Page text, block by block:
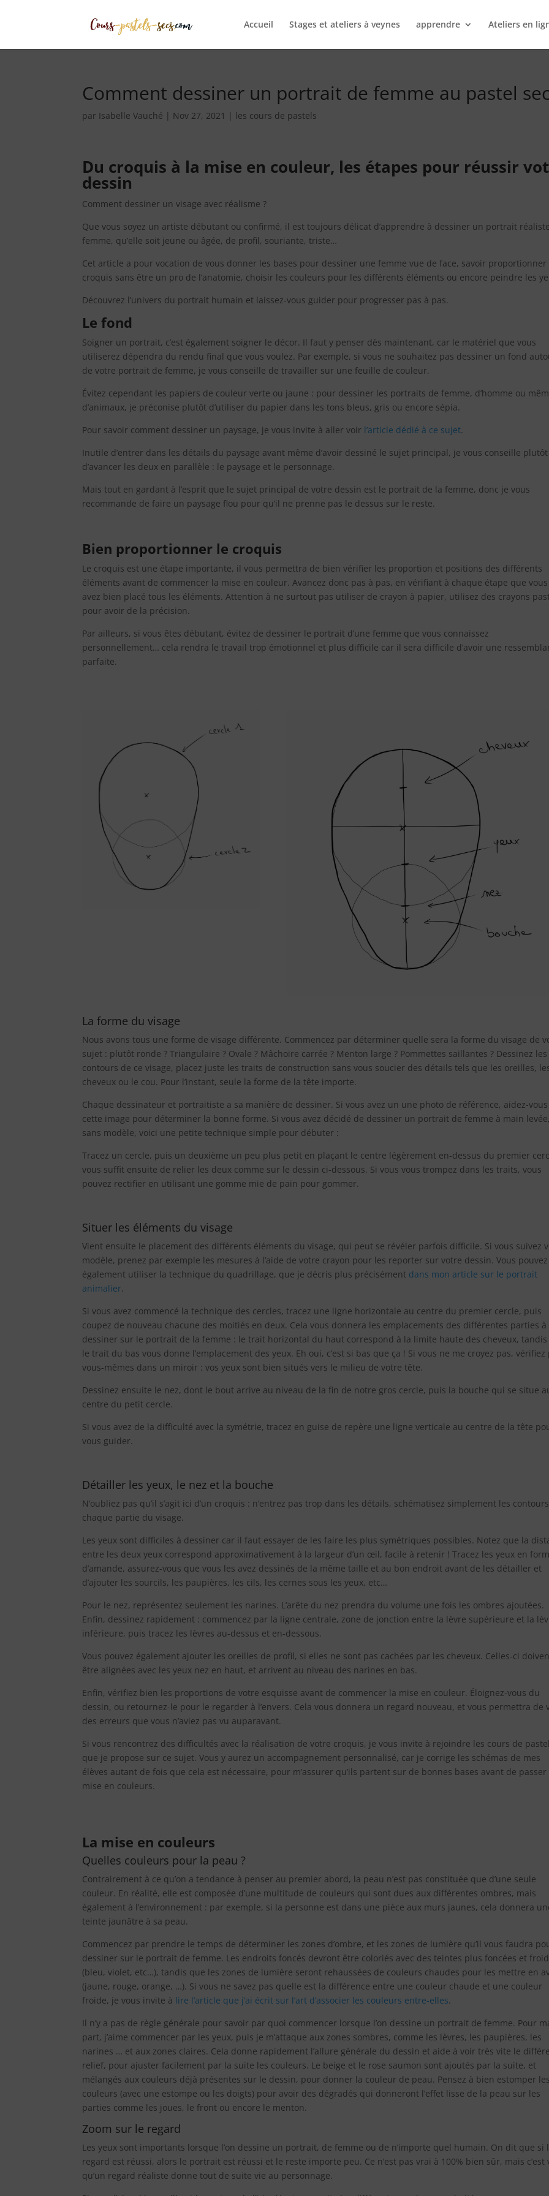
Accueil Stages et ateliers à veynes apprendre Ateliers en
Comment dessiner un portrait de femme au pastel
par Isabelle Vauché | Nov 27, 2021 | les cours de pastels
Du croquis à la mise en couleur, les étapes pour réussir
dessin
Comment dessiner un visage avec réalisme ?
Que vous soyez un artiste débutant ou confirmé, il est toujours délicat d’apprendre à dessiner un portrait
femme, qu’elle soit jeune ou âgée, de profil, souriante, triste…
Cet article a pour vocation de vous donner les bases pour dessiner une femme vue de face, savoir proportionner
croquis sans être un pro de l’anatomie, choisir les couleurs pour les différents éléments ou encore peindre les
Découvrez l’univers du portrait humain et laissez-vous guider pour progresser pas à pas.
Le fond
Soigner un portrait, c’est également soigner le décor. Il faut y penser dès maintenant, car le matériel que vous
utiliserez dépendra du rendu final que vous voulez. Par exemple, si vous ne souhaitez pas dessiner un fond
de votre portrait de femme, je vous conseille de travailler sur une feuille de couleur.
Évitez cependant les papiers de couleur verte ou jaune : pour dessiner les portraits de femme, d’homme ou
d’animaux, je préconise plutôt d’utiliser du papier dans les tons bleus, gris ou encore sépia.
Pour savoir comment dessiner un paysage, je vous invite à aller voir l’article dédié à ce sujet.
Inutile d’entrer dans les détails du paysage avant même d’avoir dessiné le sujet principal, je vous conseille plutôt
d’avancer les deux en parallèle : le paysage et le personnage.
Mais tout en gardant à l’esprit que le sujet principal de votre dessin est le portrait de la femme, donc je vous
recommande de faire un paysage flou pour qu’il ne prenne pas le dessus sur le reste.
Bien proportionner le croquis
Le croquis est une étape importante, il vous permettra de bien vérifier les proportion et positions des différents
éléments avant de commencer la mise en couleur. Avancez donc pas à pas, en vérifiant à chaque étape que vous
avez bien placé tous les éléments. Attention à ne surtout pas utiliser de crayon à papier, utilisez des crayons
pour avoir de la précision.
Par ailleurs, si vous êtes débutant, évitez de dessiner le portrait d’une femme que vous connaissez
personnellement… cela rendra le travail trop émotionnel et plus difficile car il sera difficile d’avoir une
parfaite.
La forme du visage
Nous avons tous une forme de visage différente. Commencez par déterminer quelle sera la forme du visage de
sujet : plutôt ronde ? Triangulaire ? Ovale ? Mâchoire carrée ? Menton large ? Pommettes saillantes ? Dessinez les
contours de ce visage, placez juste les traits de construction sans vous soucier des détails tels que les oreilles,
cheveux ou le cou. Pour l’instant, seule la forme de la tête importe.
Chaque dessinateur et portraitiste a sa manière de dessiner. Si vous avez un une photo de référence, aidez-
cette image pour déterminer la bonne forme. Si vous avez décidé de dessiner un portrait de femme à main levée,
sans modèle, voici une petite technique simple pour débuter :
Tracez un cercle, puis un deuxième un peu plus petit en plaçant le centre légèrement en-dessus du premier
vous suffit ensuite de relier les deux comme sur le dessin ci-dessous. Si vous vous trompez dans les traits, vous
pouvez rectifier en utilisant une gomme mie de pain pour gommer.
Situer les éléments du visage
Vient ensuite le placement des différents éléments du visage, qui peut se révéler parfois difficile. Si vous suivez
modèle, prenez par exemple les mesures à l’aide de votre crayon pour les reporter sur votre dessin. Vous pouvez
également utiliser la technique du quadrillage, que je décris plus précisément dans mon article sur le portrait
animalier.
Si vous avez commencé la technique des cercles, tracez une ligne horizontale au centre du premier cercle, puis
coupez de nouveau chacune des moitiés en deux. Cela vous donnera les emplacements des différentes parties à
dessiner sur le portrait de la femme : le trait horizontal du haut correspond à la limite haute des cheveux, tandis
le trait du bas vous donne l’emplacement des yeux. Eh oui, c’est si bas que ça ! Si vous ne me croyez pas, vérifiez
vous-mêmes dans un miroir : vos yeux sont bien situés vers le milieu de votre tête.
Dessinez ensuite le nez, dont le bout arrive au niveau de la fin de notre gros cercle, puis la bouche qui se situe
centre du petit cercle.
Si vous avez de la difficulté avec la symétrie, tracez en guise de repère une ligne verticale au centre de la tête
vous guider.
Détailler les yeux, le nez et la bouche
N’oubliez pas qu’il s’agit ici d’un croquis : n’entrez pas trop dans les détails, schématisez simplement les
chaque partie du visage.
Les yeux sont difficiles à dessiner car il faut essayer de les faire les plus symétriques possibles. Notez que la
entre les deux yeux correspond approximativement à la largeur d’un œil, facile à retenir ! Tracez les yeux en
d’amande, assurez-vous que vous les avez dessinés de la même taille et au bon endroit avant de les détailler et
d’ajouter les sourcils, les paupières, les cils, les cernes sous les yeux, etc…
Pour le nez, représentez seulement les narines. L’arête du nez prendra du volume une fois les ombres ajoutées.
Enfin, dessinez rapidement : commencez par la ligne centrale, zone de jonction entre la lèvre supérieure et la
inférieure, puis tracez les lèvres au-dessus et en-dessous.
Vous pouvez également ajouter les oreilles de profil, si elles ne sont pas cachées par les cheveux. Celles-ci
être alignées avec les yeux nez en haut, et arrivent au niveau des narines en bas.
Enfin, vérifiez bien les proportions de votre esquisse avant de commencer la mise en couleur. Éloignez-vous du
dessin, ou retournez-le pour le regarder à l’envers. Cela vous donnera un regard nouveau, et vous permettra de
des erreurs que vous n’aviez pas vu auparavant.
Si vous rencontrez des difficultés avec la réalisation de votre croquis, je vous invite à rejoindre les cours de
que je propose sur ce sujet. Vous y aurez un accompagnement personnalisé, car je corrige les schémas de mes
élèves autant de fois que cela est nécessaire, pour m’assurer qu’ils partent sur de bonnes bases avant de passer
mise en couleurs.
La mise en couleurs
Quelles couleurs pour la peau ?
Contrairement à ce qu’on a tendance à penser au premier abord, la peau n’est pas constituée que d’une seule
couleur. En réalité, elle est composée d’une multitude de couleurs qui sont dues aux différentes ombres, mais
également à l’environnement : par exemple, si la personne est dans une pièce aux murs jaunes, cela donnera
teinte jaunâtre à sa peau.
Commencez par prendre le temps de déterminer les zones d’ombre, et les zones de lumière qu’il vous faudra
dessiner sur le portrait de femme. Les endroits foncés devront être coloriés avec des teintes plus foncées et
(bleu, violet, etc…), tandis que les zones de lumière seront rehaussées de couleurs chaudes pour les mettre en
(jaune, rouge, orange, …). Si vous ne savez pas quelle est la différence entre une couleur chaude et une couleur
froide, je vous invite à lire l’article que j’ai écrit sur l’art d’associer les couleurs entre-elles.
Il n’y a pas de règle générale pour savoir par quoi commencer lorsque l’on dessine un portrait de femme. Pour
part, j’aime commencer par les yeux, puis je m’attaque aux zones sombres, comme les lèvres, les paupières, les
narines … et aux zones claires. Cela donne rapidement l’allure générale du dessin et aide à voir très vite le
relief, pour ajuster facilement par la suite les couleurs. Le beige et le rose saumon sont ajoutés par la suite, et
mélangés aux couleurs déjà présentes sur le dessin, pour donner la couleur de peau. Pensez à bien estomper les
couleurs (avec une estompe ou les doigts) pour avoir des dégradés qui donneront l’effet lisse de la peau sur les
parties comme les joues, le front ou encore le menton.
Zoom sur le regard
Les yeux sont importants lorsque l’on dessine un portrait, de femme ou de n’importe quel humain. On dit que si
regard est réussi, alors le portrait est réussi et le reste importe peu. Ce n’est pas vrai à 100% bien sûr, mais c’est
qu’un regard réaliste donne tout de suite vie au personnage.